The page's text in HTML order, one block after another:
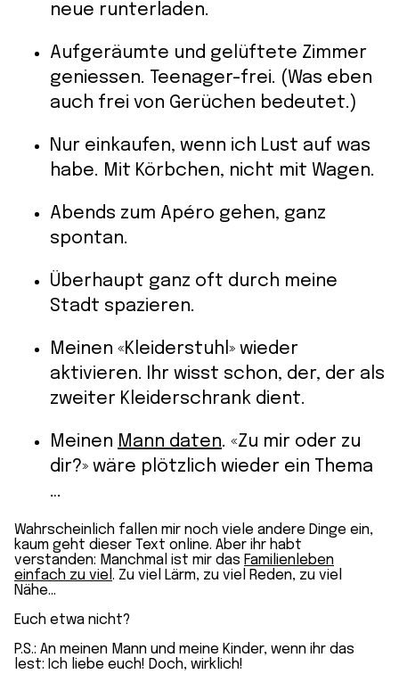
neue runterladen.
Aufgeräumte und gelüftete Zimmer
geniessen. Teenager-frei. (Was eben
auch frei von Gerüchen bedeutet.)
Nur einkaufen, wenn ich Lust auf was
habe. Mit Körbchen, nicht mit Wagen.
Abends zum Apéro gehen, ganz
spontan.
Überhaupt ganz oft durch meine
Stadt spazieren.
Meinen «Kleiderstuhl» wieder
aktivieren. Ihr wisst schon, der, der als
zweiter Kleiderschrank dient.
Meinen Mann daten. «Zu mir oder zu
dir?» wäre plötzlich wieder ein Thema
…
Wahrscheinlich fallen mir noch viele andere Dinge ein,
kaum geht dieser Text online. Aber ihr habt
verstanden: Manchmal ist mir das Familienleben
einfach zu viel . Zu viel Lärm, zu viel Reden, zu viel
Nähe…
Euch etwa nicht?
P.S.: An meinen Mann und meine Kinder, wenn ihr das
lest: Ich liebe euch! Doch, wirklich!